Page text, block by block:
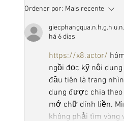
Outubro Rosa: um
Ordenar por: Mais recente
há 6 dias
https://x8.actor/
ngồi đọc kỹ nội
đầu tiên là trang
dung được chia
mớ chữ dính liền.
không phải tìm vòng